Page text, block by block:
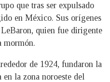
que tras ser expulsado
en México. Sus orígenes
quien fue dirigente
mormón.
de 1924, fundaron la
la zona noroeste del